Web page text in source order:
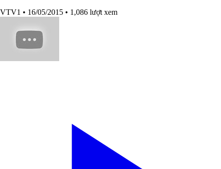
VTV1 • 16/05/2015 • 1,086 lượt xem